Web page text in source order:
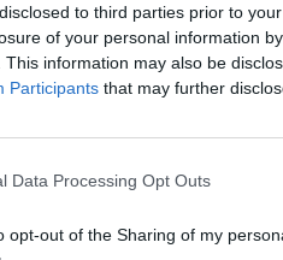
to third parties prior to
of your personal information
This information may also be
Participants that may further
Data Processing Opt Outs
opt-out of the Sharing of my
αυξανόμενες
ανεκτίμητη αξία
περισσότερες ζωές.